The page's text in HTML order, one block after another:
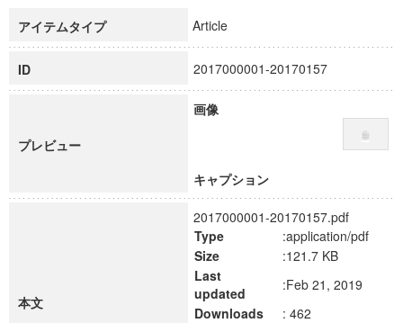
慶應義塾大学グローバルCOEプログラム市民社会ガバナンス
慶應義塾大学グローバルCOEプログラム論理と感性の先端的
博士課程教育リーディングプログラム「超成熟社会発展のサ
学術雑誌掲載論文等(8)
アイテムタイプ Article
ID 2017000001-20170157
プレビュー
画像
キャプション
本文
2017000001-20170157.pdf
Type
:application/pdf
Size
:121.7 KB
Last
updated
:Feb 21, 2019
Downloads
: 462